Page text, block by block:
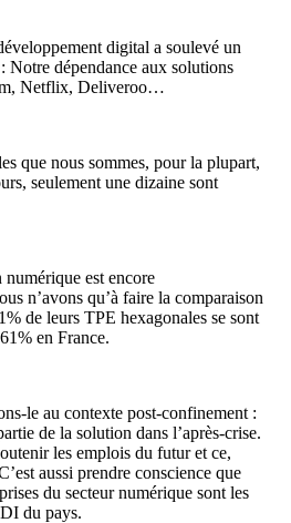
digital a soulevé un
Notre dépendance aux solutions
Netflix, Deliveroo…
que nous sommes, pour la plupart,
seulement une dizaine sont
est encore
n’avons qu’à faire la comparaison
de leurs TPE hexagonales se sont
en France.
le au contexte post-confinement :
de la solution dans l’après-crise.
les emplois du futur et ce,
aussi prendre conscience que
du secteur numérique sont les
du pays.